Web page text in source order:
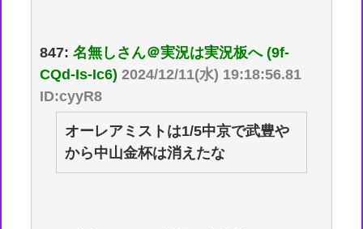
847:名無しさん＠実況は実況板へ (9f-
CQd-Is-Ic6) 2024/12/11(水) 19:18:56.81
ID:cyyR8
オーレアミストは1/5中京で武豊や
から中山金杯は消えたな